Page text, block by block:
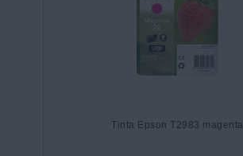
Tinta Epson T2983 magenta